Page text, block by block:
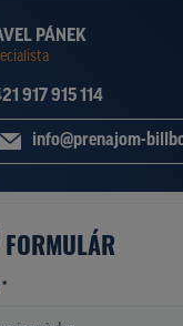
PÁNEK
917 915 114
info@prenajom-